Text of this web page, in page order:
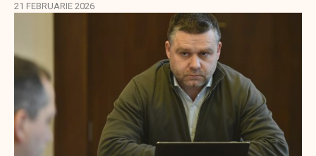
21 FEBRUARIE 2026